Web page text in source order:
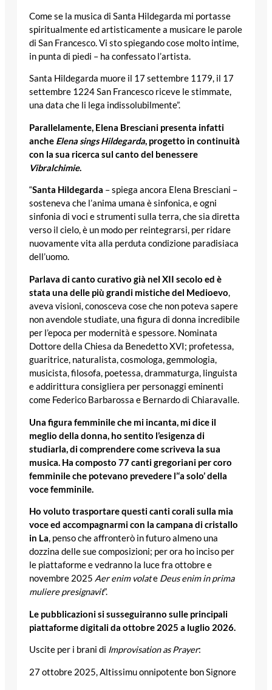
Come se la musica di Santa Hildegarda mi portasse
spiritualmente ed artisticamente a musicare le parole
di San Francesco. Vi sto spiegando cose molto intime,
in punta di piedi – ha confessato l’artista.
Santa Hildegarda muore il 17 settembre 1179, il 17
settembre 1224 San Francesco riceve le stimmate,
una data che li lega indissolubilmente”.
Parallelamente, Elena Bresciani presenta infatti
anche Elena sings Hildegarda, progetto in continuità
con la sua ricerca sul canto del benessere
Vibralchimie.
“Santa Hildegarda – spiega ancora Elena Bresciani –
sosteneva che l’anima umana è sinfonica, e ogni
sinfonia di voci e strumenti sulla terra, che sia diretta
verso il cielo, è un modo per reintegrarsi, per ridare
nuovamente vita alla perduta condizione paradisiaca
dell’uomo.
Parlava di canto curativo già nel XII secolo ed è
stata una delle più grandi mistiche del Medioevo,
aveva visioni, conosceva cose che non poteva sapere
non avendole studiate, una figura di donna incredibile
per l’epoca per modernità e spessore. Nominata
Dottore della Chiesa da Benedetto XVI; profetessa,
guaritrice, naturalista, cosmologa, gemmologia,
musicista, filosofa, poetessa, drammaturga, linguista
e addirittura consigliera per personaggi eminenti
come Federico Barbarossa e Bernardo di Chiaravalle.
Una figura femminile che mi incanta, mi dice il
meglio della donna, ho sentito l’esigenza di
studiarla, di comprendere come scriveva la sua
musica. Ha composto 77 canti gregoriani per coro
femminile che potevano prevedere l’‘a solo’ della
voce femminile.
Ho voluto trasportare questi canti corali sulla mia
voce ed accompagnarmi con la campana di cristallo
in La, penso che affronterò in futuro almeno una
dozzina delle sue composizioni; per ora ho inciso per
le piattaforme e vedranno la luce fra ottobre e
novembre 2025 Aer enim volate Deus enim in prima
muliere presignavit”.
Le pubblicazioni si susseguiranno sulle principali
piattaforme digitali da ottobre 2025 a luglio 2026.
Uscite per i brani di Improvisation as Prayer:
27 ottobre 2025, Altissimu onnipotente bon Signore